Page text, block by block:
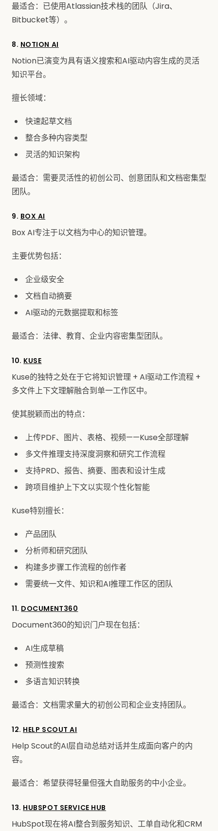
最适合：已使用Atlassian技术栈的团队（Jira、
Bitbucket等）。
8. NOTION AI
Notion已演变为具有语义搜索和AI驱动内容生成的灵活
知识平台。
擅长领域：
快速起草文档
整合多种内容类型
灵活的知识架构
最适合：需要灵活性的初创公司、创意团队和文档密集型
团队。
9. BOX AI
Box AI专注于以文档为中心的知识管理。
主要优势包括：
企业级安全
文档自动摘要
AI驱动的元数据提取和标签
最适合：法律、教育、企业内容密集型团队。
10. KUSE
Kuse的独特之处在于它将知识管理 + AI驱动工作流程 +
多文件上下文理解融合到单一工作区中。
使其脱颖而出的特点：
上传PDF、图片、表格、视频——Kuse全部理解
多文件推理支持深度洞察和研究工作流程
支持PRD、报告、摘要、图表和设计生成
跨项目维护上下文以实现个性化智能
Kuse特别擅长：
产品团队
分析师和研究团队
构建多步骤工作流程的创作者
需要统一文件、知识和AI推理工作区的团队
11. DOCUMENT360
Document360的知识门户现在包括：
AI生成草稿
预测性搜索
多语言知识转换
最适合：文档需求量大的初创公司和企业支持团队。
12. HELP SCOUT AI
Help Scout的AI层自动总结对话并生成面向客户的内
容。
最适合：希望获得轻量但强大自助服务的中小企业。
13. HUBSPOT SERVICE HUB
HubSpot现在将AI整合到服务知识、工单自动化和CRM